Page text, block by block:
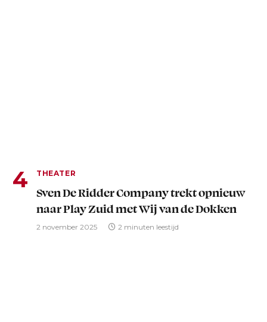
THEATER
Sven De Ridder Company trekt opnieuw
naar Play Zuid met Wij van de Dokken
2 november 2025 2 minuten leestijd